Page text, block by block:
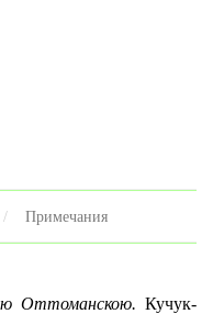
Примечания
Оттоманскою. Кучук-